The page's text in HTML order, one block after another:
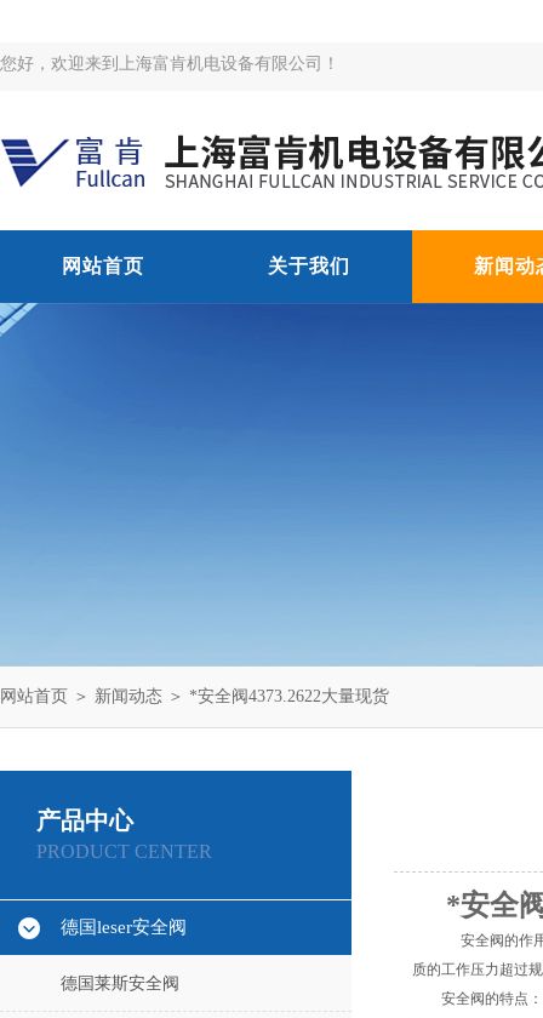
您好，欢迎来到上海富肯机电设备有限公司！
网站首页 关于我们 新闻动
网站首页 ＞ 新闻动态 ＞ *安全阀4373.2622大量现货
产品中心
PRODUCT CENTER
德国leser安全阀
德国莱斯安全阀
*安全
安全阀的作
质的工作压力超过
安全阀的特点：